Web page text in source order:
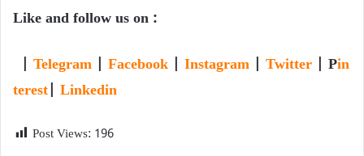
Like and follow us on :
Telegram Facebook Instagram Twitter | Pin
terest
Linkedin
Post Views: 196